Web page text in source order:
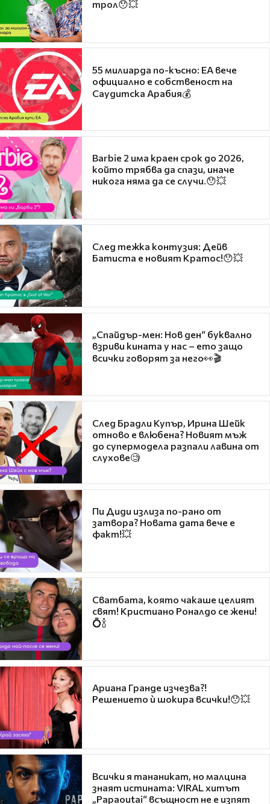
трол😯💥
55 милиарда по-късно: EA вече
официално е собственост на
Саудитска Арабия💰
Barbie 2 има краен срок до 2026,
който трябва да спази, иначе
никога няма да се случи.😯💥
След тежка контузия: Дейв
Батиста е новият Кратос!😯💥
„Спайдър-мен: Нов ден“ буквално
взриви кината у нас – ето защо
всички говорят за него👀🎬
След Брадли Купър, Ирина Шейк
отново е влюбена? Новият мъж
до супермодела разпали лавина от
слухове🧐
Пи Диди излиза по-рано от
затвора? Новата дата вече е
факт!💥
Сватбата, която чакаше целият
свят! Кристиано Роналдо се жени!
💍🍾
Ариана Гранде изчезва?!
Решението ѝ шокира всички!😯💥
Всички я тананикат, но малцина
знаят истината: VIRAL хитът
„Papaoutai“ всъщност не е изпят